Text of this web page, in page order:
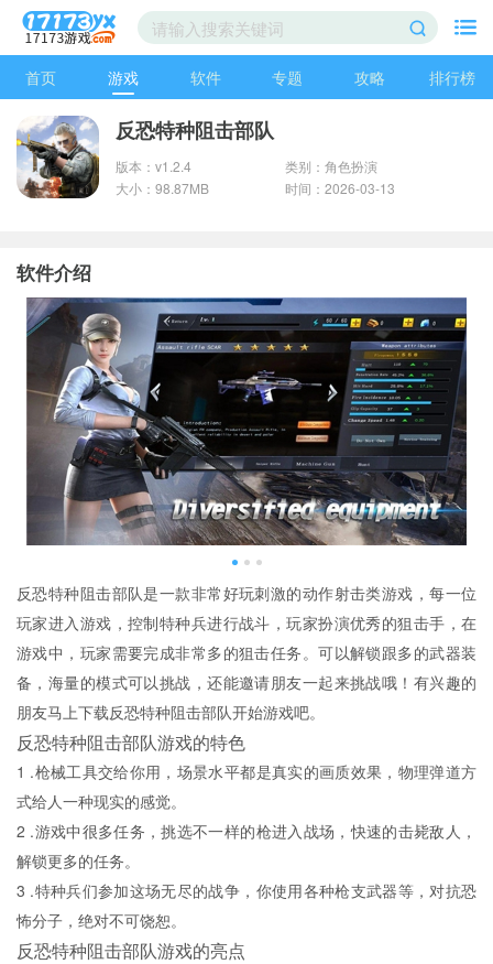
首页 游戏 软件 专题 攻略 排行榜
反恐特种阻击部队
版本：v1.2.4
类别：角色扮演
大小：98.87MB
时间：2026-03-13
软件介绍
反恐特种阻击部队是一款非常好玩刺激的动作射击类游戏，每一位
玩家进入游戏，控制特种兵进行战斗，玩家扮演优秀的狙击手，在
游戏中，玩家需要完成非常多的狙击任务。可以解锁跟多的武器装
备，海量的模式可以挑战，还能邀请朋友一起来挑战哦！有兴趣的
朋友马上下载反恐特种阻击部队开始游戏吧。
反恐特种阻击部队游戏的特色
1 .枪械工具交给你用，场景水平都是真实的画质效果，物理弹道方
式给人一种现实的感觉。
2 .游戏中很多任务，挑选不一样的枪进入战场，快速的击毙敌人，
解锁更多的任务。
3 .特种兵们参加这场无尽的战争，你使用各种枪支武器等，对抗恐
怖分子，绝对不可饶恕。
反恐特种阻击部队游戏的亮点